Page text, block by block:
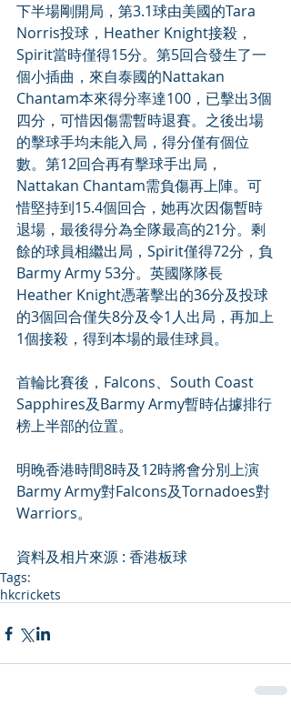
下半場剛開局，第3.1球由美國的Tara
Norris投球，Heather Knight接殺，
Spirit當時僅得15分。第5回合發生了一
個小插曲，來自泰國的Nattakan
Chantam本來得分率達100，已擊出3個
四分，可惜因傷需暫時退賽。之後出場
的擊球手均未能入局，得分僅有個位
數。第12回合再有擊球手出局，
Nattakan Chantam需負傷再上陣。可
惜堅持到15.4個回合，她再次因傷暫時
退場，最後得分為全隊最高的21分。剩
餘的球員相繼出局，Spirit僅得72分，負
Barmy Army 53分。英國隊隊長
Heather Knight憑著擊出的36分及投球
的3個回合僅失8分及令1人出局，再加上
1個接殺，得到本場的最佳球員。
首輪比賽後，Falcons、South Coast
Sapphires及Barmy Army暫時佔據排行
榜上半部的位置。
明晚香港時間8時及12時將會分別上演
Barmy Army對Falcons及Tornadoes對
Warriors。
資料及相片來源 : 香港板球
Tags:
hkcrickets